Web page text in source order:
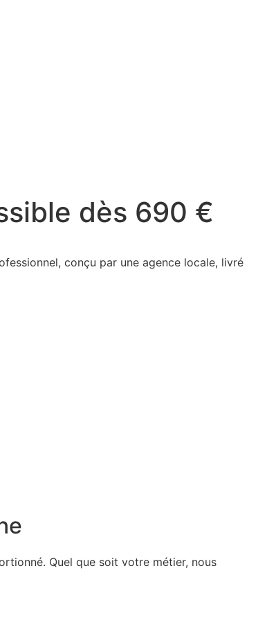
dès 690 €
conçu par une agence locale, livré
Quel que soit votre métier, nous